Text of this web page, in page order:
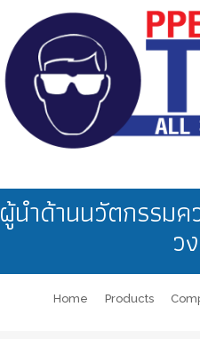
นำด้านนวัตกรรม
ว
Home Products